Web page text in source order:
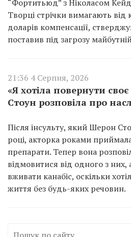
“Фортитьюд” з Ніколасом
Творці стрічки вимагають від
доларів компенсації,
поставив під загрозу
21:36 4 Серпня, 2026
«Я хотіла повернути
Стоун розповіла про
Після інсульту, який Шерон
році, акторка роками
препарати. Тепер вона
відмовитися від одного з
вживати канабіс, оскільки
життя без будь-яких речовин.